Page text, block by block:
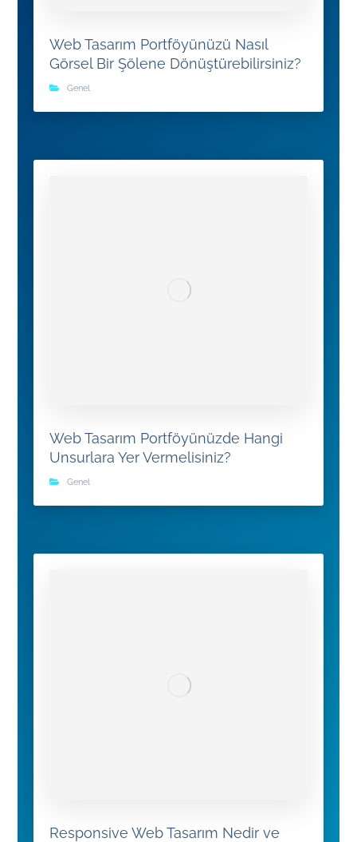
Web Tasarım Portföyünüzü Nasıl
Görsel Bir Şölene Dönüştürebilirsiniz?
Genel
Web Tasarım Portföyünüzde Hangi
Unsurlara Yer Vermelisiniz?
Genel
Responsive Web Tasarım Nedir ve